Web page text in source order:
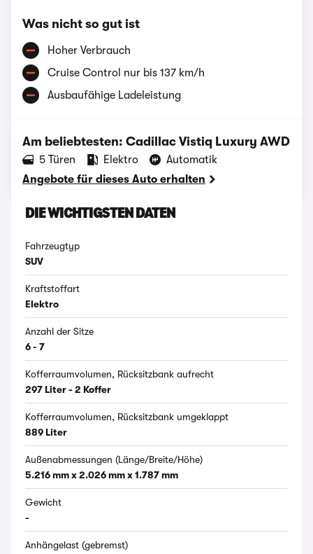
Was nicht so gut ist
Hoher Verbrauch
Cruise Control nur bis 137 km/h
Ausbaufähige Ladeleistung
Am beliebtesten: Cadillac Vistiq Luxury AWD
‪5‬ Türen Elektro
Automatik
Angebote für dieses Auto erhalten
DIE WICHTIGSTEN DATEN
Fahrzeugtyp
SUV
Kraftstoffart
Elektro
Anzahl der Sitze
6 - 7
Kofferraumvolumen, Rücksitzbank aufrecht
297 Liter - 2 Koffer
Kofferraumvolumen, Rücksitzbank umgeklappt
889 Liter
Außenabmessungen (Länge/Breite/Höhe)
5.216 mm x 2.026 mm x 1.787 mm
Gewicht
-
Anhängelast (gebremst)